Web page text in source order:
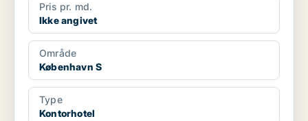
Pris pr. md.
Ikke angivet
Område
København S
Type
Kontorhotel